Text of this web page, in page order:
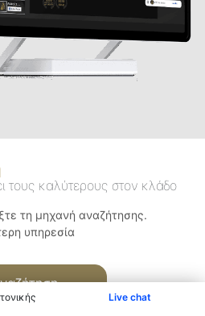
Live chat
τους καλύτερους στον κλάδο
τη μηχανή αναζήτησης.
υπηρεσία